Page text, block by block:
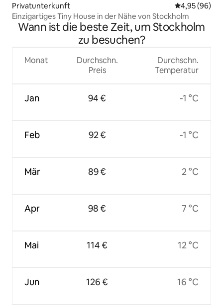
Privatunterkunft
4,95 (96)
Einzigartiges Tiny House in der Nähe von Stockholm
Wann ist die beste Zeit, um Stockholm
zu besuchen?
Monat
Jan
Feb
Mär
Apr
Mai
Jun
Durchschn.
Preis
94 €
92 €
89 €
98 €
114 €
126 €
Durchschn.
Temperatur
-1 °C
-1 °C
2 °C
7 °C
12 °C
16 °C